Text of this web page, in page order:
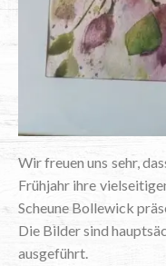
Wir freu­en uns sehr,
Früh­jahr ihre
Scheu­ne Bol­le­wick
Die Bil­der sind
ausgeführt.